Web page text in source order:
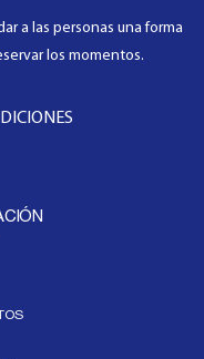
a las personas una forma
los momentos.